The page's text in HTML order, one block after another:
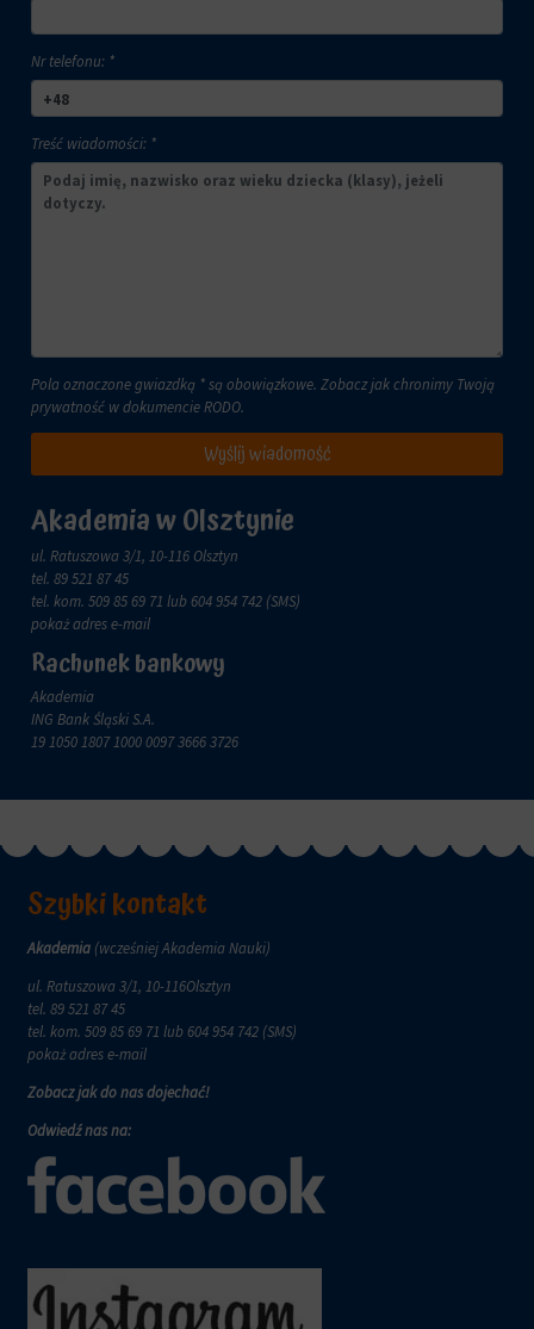
Nr telefonu: *
Treść wiadomości: *
Pola oznaczone gwiazdką * są obowiązkowe. Zobacz jak chronimy Twoją
prywatność w dokumencie RODO.
Wyślij wiadomość
Akademia w Olsztynie
ul. Ratuszowa 3/1, 10-116 Olsztyn
tel. 89 521 87 45
tel. kom. 509 85 69 71 lub 604 954 742 (SMS)
pokaż adres e-mail
Rachunek bankowy
Akademia
ING Bank Śląski S.A.
19 1050 1807 1000 0097 3666 3726
Szybki kontakt
Akademia (wcześniej Akademia Nauki)
ul. Ratuszowa 3/1, 10-116Olsztyn
tel.89 521 87 45
tel. kom.509 85 69 71 lub 604 954 742 (SMS)
pokaż adres e-mail
Zobacz jak do nas dojechać!
Odwiedź nas na: